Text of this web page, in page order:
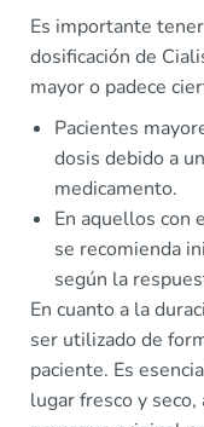
Es importante
dosificación de
mayor o padece
Pacientes
dosis debido a
medicamento.
En aquellos con
se recomienda
según la
En cuanto a la
ser utilizado de
paciente. Es
lugar fresco y